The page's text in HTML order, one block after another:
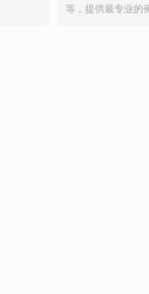
等，提供最专业的